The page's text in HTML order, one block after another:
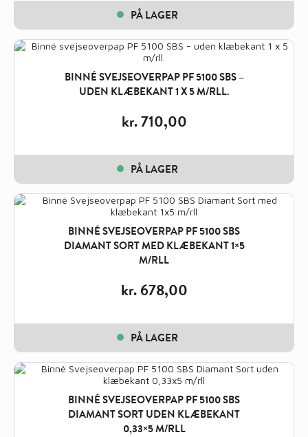
PÅ LAGER
BINNÉ SVEJSEOVERPAP PF 5100 SBS –
UDEN KLÆBEKANT 1 X 5 M/RLL.
kr.710,00
PÅ LAGER
BINNÉ SVEJSEOVERPAP PF 5100 SBS
DIAMANT SORT MED KLÆBEKANT 1×5
M/RLL
kr.678,00
PÅ LAGER
BINNÉ SVEJSEOVERPAP PF 5100 SBS
DIAMANT SORT UDEN KLÆBEKANT
0,33×5 M/RLL